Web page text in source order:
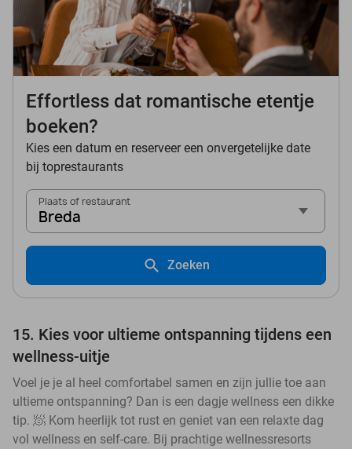
Effortless dat romantische etentje
boeken?
Kies een datum en reserveer een onvergetelijke date
bij toprestaurants
Plaats of restaurant
Breda
Zoeken
15. Kies voor ultieme ontspanning tijdens een
wellness-uitje
Voel je je al heel comfortabel samen en zijn jullie toe aan
ultieme ontspanning? Dan is een dagje wellness een dikke
tip. 🧖 Kom heerlijk tot rust en geniet van een relaxte dag
vol wellness en self-care. Bij prachtige wellnessresorts